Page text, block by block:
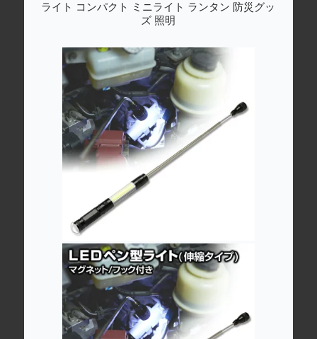
ライト コンパクト ミニライト ランタン 防災グッ
ズ 照明